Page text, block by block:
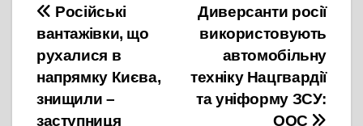
Навігація
записів
Диверсанти росії
використовують
автомобільну
техніку Нацгвардії
та уніформу ЗСУ:
ООС
Російські
вантажівки, що
рухалися в
напрямку Києва,
знищили –
заступниця